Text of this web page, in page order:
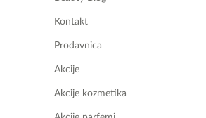
Kontakt
Prodavnica
Akcije
Akcije kozmetika